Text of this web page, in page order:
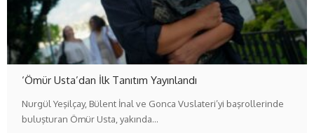
‘Ömür Usta’dan İlk Tanıtım Yayınlandı
Nurgül Yeşilçay, Bülent İnal ve Gonca Vuslateri’yi başrollerinde
buluşturan Ömür Usta, yakında…